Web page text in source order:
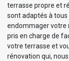
terrasse propre et
sont adaptés à tous
endommager votre
pris en charge de
votre terrasse et
rénovation qui,